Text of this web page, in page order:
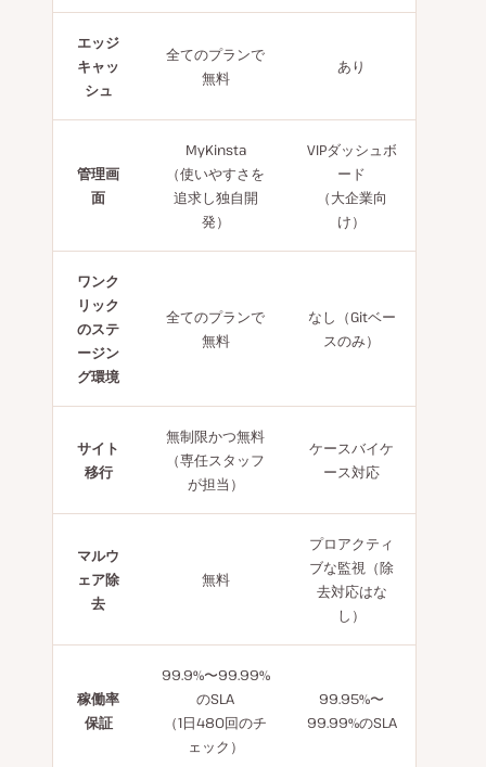
エッジ
キャッ
シュ
全てのプランで
無料
あり
管理画
面
MyKinsta
（使いやすさを
追求し独自開
発）
VIPダッシュボ
ード
（大企業向
け）
ワンク
リック
のステ
ージン
グ環境
全てのプランで
無料
なし（Gitベー
スのみ）
サイト
移行
無制限かつ無料
（専任スタッフ
が担当）
ケースバイケ
ース対応
マルウ
ェア除
去
無料
プロアクティ
ブな監視（除
去対応はな
し）
稼働率
保証
99.9%〜99.99%
のSLA
（1日480回のチ
ェック）
99.95%〜
99.99%のSLA